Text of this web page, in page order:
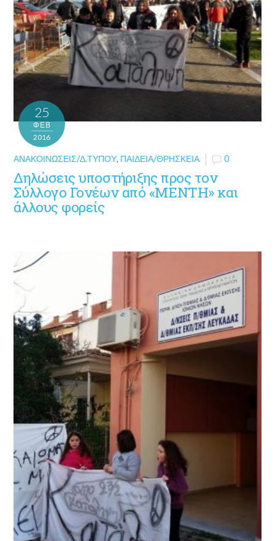
25
ΦΕΒ
2016
ΑΝΑΚΟΙΝΏΣΕΙΣ/Δ.ΤΎΠΟΥ, ΠΑΙΔΕΊΑ/ΘΡΗΣΚΕΊΑ 0
Δηλώσεις υποστήριξης προς τον
Σύλλογο Γονέων από «ΜΕΝΤΗ» και
άλλους φορείς